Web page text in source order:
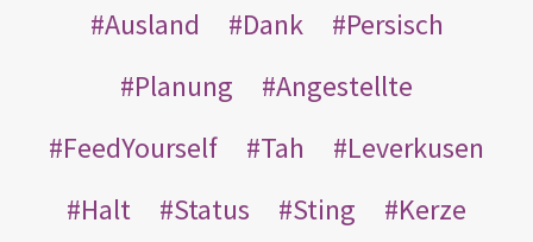
Ausland
Dank
Persisch
Planung
Angestellte
FeedYourself
Tah
Leverkusen
Halt
Status Sting
Kerze